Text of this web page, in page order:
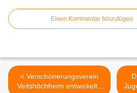
Einen Kommentar hinzufügen
< Verschönerungsverein
Veitshöchheim entwickelte